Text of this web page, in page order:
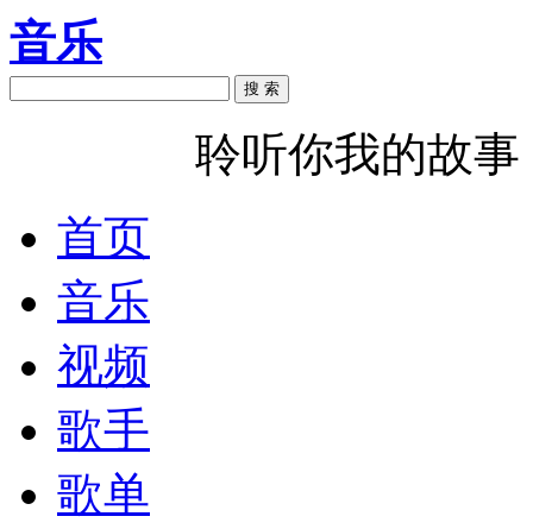
音乐
搜 索
聆听你我的故事
首页
音乐
视频
歌手
歌单